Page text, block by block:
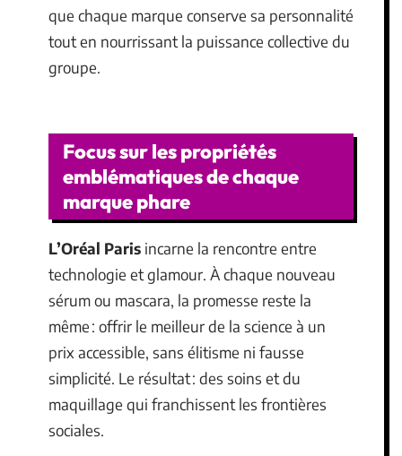
que chaque marque conserve sa personnalité
tout en nourrissant la puissance collective du
groupe.
Focus sur les propriétés
emblématiques de chaque
marque phare
L’Oréal Paris incarne la rencontre entre
technologie et glamour. À chaque nouveau
sérum ou mascara, la promesse reste la
même : offrir le meilleur de la science à un
prix accessible, sans élitisme ni fausse
simplicité. Le résultat : des soins et du
maquillage qui franchissent les frontières
sociales.